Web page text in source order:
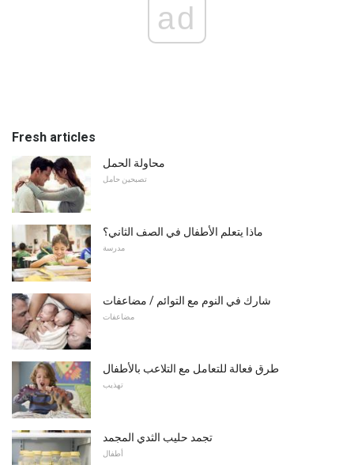
ad
Fresh articles
محاولة الحمل
تصبحين حامل
ماذا يتعلم الأطفال في الصف الثاني؟
مدرسة
شارك في النوم مع التوائم / مضاعفات
مضاعفات
طرق فعالة للتعامل مع التلاعب بالأطفال
تهذيب
تجمد حليب الثدي المجمد
أطفال